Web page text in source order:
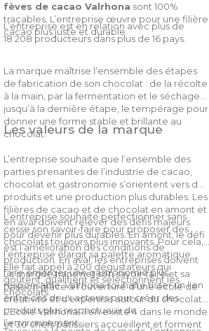
fèves de cacao Valrhona sont 100%
traçables. L’entreprise œuvre pour une filière
cacao plus juste et durable.
L’entreprise est en relation avec plus de
18 208 producteurs dans plus de 16 pays.
La marque maîtrise l’ensemble des étapes
de fabrication de son chocolat : de la récolte
à la main, par la fermentation et le séchage
jusqu’à la dernière étape, le tempérage pour
donner une forme stable et brillante au
chocolat.
Les valeurs de la marque
L’entreprise souhaite que l’ensemble des
parties prenantes de l’industrie de cacao,
chocolat et gastronomie s’orientent vers des
produits et une production plus durables. Les
filières de cacao et de chocolat en amont et
en aval doivent relever des défis majeurs
pour devenir plus durables. En amont, le défi
est l’amélioration des conditions de
production. En aval, les entreprises doivent
faire émerger une gastronomie plus
responsable. Valrhona souhaite tisser un lien
entre ces deux acteurs pour créer des
produits plus respectueux de
l’environnement.
L’entreprise souhaite perfectionner sans
cesse son savoir-faire pour proposer des
chocolats toujours plus innovants. Pour cela,
l’entreprise élargit sa palette aromatique.
Elle fait appel à 200 dégustateurs qui
goûtent, qualifient et sélectionnent les
chocolats.
La marque transmet son savoir-faire et sa
passion grâce à l’ouverture d’une école de
créativité et d’expertise autour du chocolat :
L’Ecole Valrhona. Il en existe 4 dans le monde
et 30 chefs pâtissiers accueillent et forment